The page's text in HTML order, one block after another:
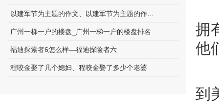
拥
他
到
广州一梯一户的楼盘_广州一梯一户的楼盘排名
福迪探索者6怎么样—福迪探险者六
程咬金娶了几个媳妇、程咬金娶了多少个老婆